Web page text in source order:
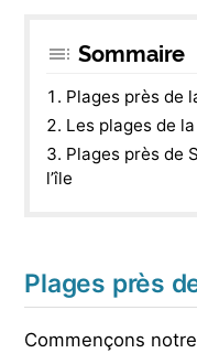
Sommaire
Plages près de
Les plages de
Plages près de
l’île
Plages près
Commençons